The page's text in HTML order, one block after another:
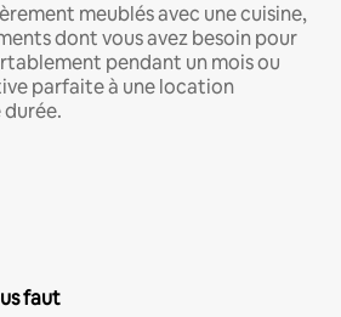
meublés avec une cuisine,
dont vous avez besoin pour
pendant un mois ou
parfaite à une location
faut